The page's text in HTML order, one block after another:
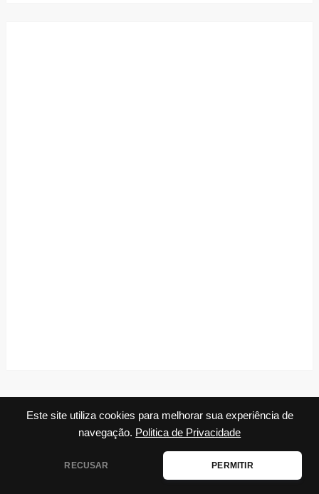
Este site utiliza cookies para melhorar sua experiência de
navegação. Politica de Privacidade
RECUSAR PERMITIR
Disclaimer|Contato Termos de Uso|Política de